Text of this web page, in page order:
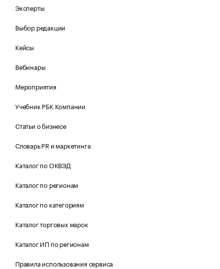
Эксперты
Выбор редакции
Кейсы
Вебинары
Мероприятия
Учебник РБК Компании
Статьи о бизнесе
Словарь PR и маркетинга
Каталог по ОКВЭД
Каталог по регионам
Каталог по категориям
Каталог торговых марок
Каталог ИП по регионам
Правила использования сервиса